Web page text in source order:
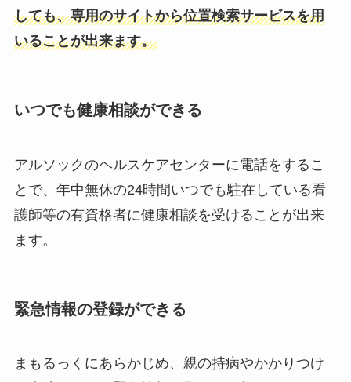
しても、専用のサイトから位置検索サービスを用
いることが出来ます。
いつでも健康相談ができる
アルソックのヘルスケアセンターに電話をするこ
とで、年中無休の24時間いつでも駐在している看
護師等の有資格者に健康相談を受けることが出来
ます。
緊急情報の登録ができる
まもるっくにあらかじめ、親の持病やかかりつけ